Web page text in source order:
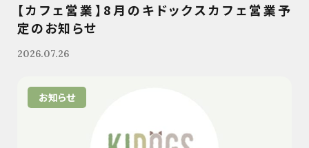
【カフェ営業】8月のキドックスカフェ営業予
定のお知らせ
2026.07.26
お知らせ